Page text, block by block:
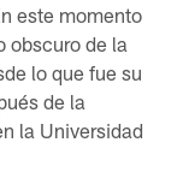
este momento
obscuro de la
lo que fue su
de la
la Universidad